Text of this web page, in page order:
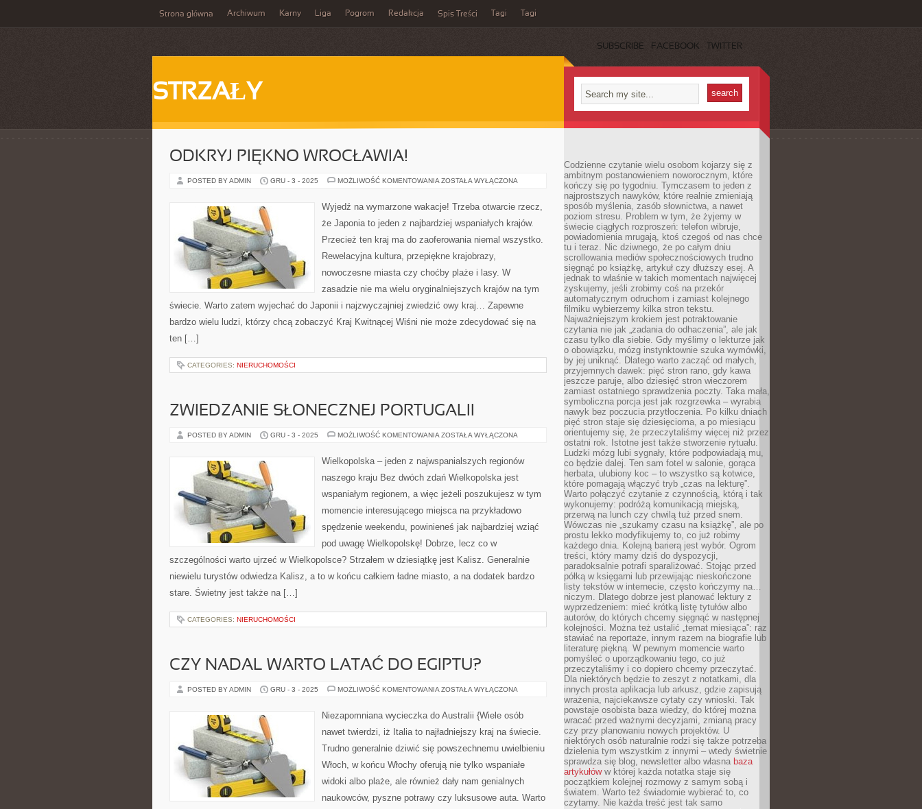
Strona główna Archiwum Karny Liga Pogrom Redakcja Spis Treści Tagi Tagi
SUBSCRIBE FACEBOOK TWITTER
STRZAŁY
ODKRYJ PIĘKNO WROCŁAWIA!
POSTED BY ADMIN GRU - 3 - 2025 MOŻLIWOŚĆ KOMENTOWANIA ODKRYJ
ZOSTAŁA WYŁĄCZONA
Wyjedź na wymarzone wakacje! Trzeba otwarcie rzecz,
że Japonia to jeden z najbardziej wspaniałych krajów.
Przecież ten kraj ma do zaoferowania niemal wszystko.
Rewelacyjna kultura, przepiękne krajobrazy,
nowoczesne miasta czy choćby plaże i lasy. W
zasadzie nie ma wielu oryginalniejszych krajów na tym
świecie. Warto zatem wyjechać do Japonii i najzwyczajniej zwiedzić owy kraj… Zapewne
bardzo wielu ludzi, którzy chcą zobaczyć Kraj Kwitnącej Wiśni nie może zdecydować się na
ten […]
CATEGORIES: NIERUCHOMOŚCI
ZWIEDZANIE SŁONECZNEJ PORTUGALII
POSTED BY ADMIN GRU - 3 - 2025 MOŻLIWOŚĆ KOMENTOWANIA ZWIEDZANIE
ZOSTAŁA WYŁĄCZONA
Wielkopolska – jeden z najwspanialszych regionów
naszego kraju Bez dwóch zdań Wielkopolska jest
wspaniałym regionem, a więc jeżeli poszukujesz w tym
momencie interesującego miejsca na przykładowo
spędzenie weekendu, powinieneś jak najbardziej wziąć
pod uwagę Wielkopolskę! Dobrze, lecz co w
szczególności warto ujrzeć w Wielkopolsce? Strzałem w dziesiątkę jest Kalisz. Generalnie
niewielu turystów odwiedza Kalisz, a to w końcu całkiem ładne miasto, a na dodatek bardzo
stare. Świetny jest także na […]
CATEGORIES: NIERUCHOMOŚCI
CZY NADAL WARTO LATAĆ DO EGIPTU?
POSTED BY ADMIN GRU - 3 - 2025 MOŻLIWOŚĆ KOMENTOWANIA CZY
LATAĆ
DO
ZOSTAŁA WYŁĄCZONA
Niezapomniana wycieczka do Australii {Wiele osób
nawet twierdzi, iż Italia to najładniejszy kraj na świecie.
Trudno generalnie dziwić się powszechnemu uwielbieniu
Włoch, w końcu Włochy oferują nie tylko wspaniałe
widoki albo plaże, ale również dały nam genialnych
naukowców, pyszne potrawy czy luksusowe auta. Warto
Codzienne czytanie wielu osobom kojarzy się z
ambitnym postanowieniem noworocznym, które
kończy się po tygodniu. Tymczasem to jeden z
najprostszych nawyków, które realnie zmieniają
sposób myślenia, zasób słownictwa, a nawet
poziom stresu. Problem w tym, że żyjemy w
świecie ciągłych rozproszeń: telefon wibruje,
powiadomienia mrugają, ktoś czegoś od nas chce
tu i teraz. Nic dziwnego, że po całym dniu
scrollowania mediów społecznościowych trudno
sięgnąć po książkę, artykuł czy dłuższy esej. A
jednak to właśnie w takich momentach najwięcej
zyskujemy, jeśli zrobimy coś na przekór
automatycznym odruchom i zamiast kolejnego
filmiku wybierzemy kilka stron tekstu.
Najważniejszym krokiem jest potraktowanie
czytania nie jak „zadania do odhaczenia”, ale jak
czasu tylko dla siebie. Gdy myślimy o lekturze jak
o obowiązku, mózg instynktownie szuka wymówki,
by jej uniknąć. Dlatego warto zacząć od małych,
przyjemnych dawek: pięć stron rano, gdy kawa
jeszcze paruje, albo dziesięć stron wieczorem
zamiast ostatniego sprawdzenia poczty. Taka mała,
symboliczna porcja jest jak rozgrzewka – wyrabia
nawyk bez poczucia przytłoczenia. Po kilku dniach
pięć stron staje się dziesięcioma, a po miesiącu
orientujemy się, że przeczytaliśmy więcej niż przez
ostatni rok. Istotne jest także stworzenie rytuału.
Ludzki mózg lubi sygnały, które podpowiadają mu,
co będzie dalej. Ten sam fotel w salonie, gorąca
herbata, ulubiony koc – to wszystko są kotwice,
które pomagają włączyć tryb „czas na lekturę”.
Warto połączyć czytanie z czynnością, którą i tak
wykonujemy: podróżą komunikacją miejską,
przerwą na lunch czy chwilą tuż przed snem.
Wówczas nie „szukamy czasu na książkę”, ale po
prostu lekko modyfikujemy to, co już robimy
każdego dnia. Kolejną barierą jest wybór. Ogrom
treści, który mamy dziś do dyspozycji,
paradoksalnie potrafi sparaliżować. Stojąc przed
półką w księgarni lub przewijając nieskończone
listy tekstów w internecie, często kończymy na…
niczym. Dlatego dobrze jest planować lektury z
wyprzedzeniem: mieć krótką listę tytułów albo
autorów, do których chcemy sięgnąć w następnej
kolejności. Można też ustalić „temat miesiąca”: raz
stawiać na reportaże, innym razem na biografie lub
literaturę piękną. W pewnym momencie warto
pomyśleć o uporządkowaniu tego, co już
przeczytaliśmy i co dopiero chcemy przeczytać.
Dla niektórych będzie to zeszyt z notatkami, dla
innych prosta aplikacja lub arkusz, gdzie zapisują
wrażenia, najciekawsze cytaty czy wnioski. Tak
powstaje osobista baza wiedzy, do której można
wracać przed ważnymi decyzjami, zmianą pracy
czy przy planowaniu nowych projektów. U
niektórych osób naturalnie rodzi się także potrzeba
dzielenia tym wszystkim z innymi – wtedy świetnie
sprawdza się blog, newsletter albo własna baza
artykułóww której każda notatka staje się
początkiem kolejnej rozmowy z samym sobą i
światem. Warto też świadomie wybierać to, co
czytamy. Nie każda treść jest tak samo